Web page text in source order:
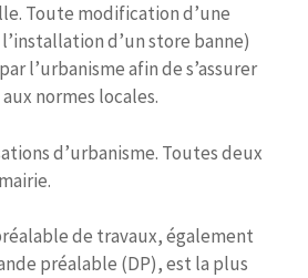
Toute modification d’une
d’un store banne)
l’urbanisme afin de s’assurer
normes locales.
d’urbanisme. Toutes deux
de travaux, également
préalable (DP), est la plus